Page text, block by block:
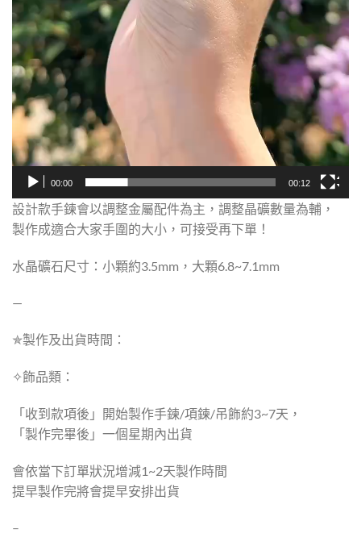
00:00 00:12
設計款手鍊會以調整金屬配件為主，調整晶礦數量為輔，
製作成適合大家手圍的大小，可接受再下單！
水晶礦石尺寸：小顆約3.5mm，大顆6.8~7.1mm
—
✯製作及出貨時間：
✧飾品類：
「收到款項後」開始製作手鍊/項鍊/吊飾約3~7天，
「製作完畢後」一個星期內出貨
會依當下訂單狀況增減1~2天製作時間
提早製作完將會提早安排出貨
–